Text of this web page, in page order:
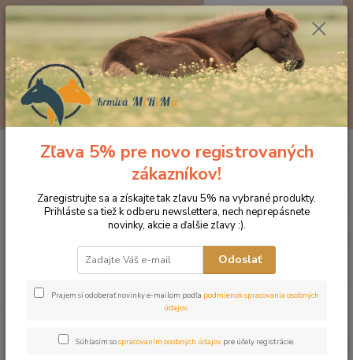
Menu
0ks
za0 €
Produkty DROMY Bylinné sirupy a oleje
Dromy pestrecový olej
500 ml
Dromy pestrecový olej 500 ml
Zľava 5% pre novo registrovaných
zákazníkov!
Zaregistrujte sa a získajte tak zľavu 5% na vybrané produkty.
Prihláste sa tiež k odberu newslettera, nech neprepásnete
novinky, akcie a ďalšie zľavy :).
Odoslať
Prajem si odoberať novinky e-mailom podľa podmienok spracovania osobných
údajov.
Súhlasím sospracovaním osobných údajov pre účely registrácie.